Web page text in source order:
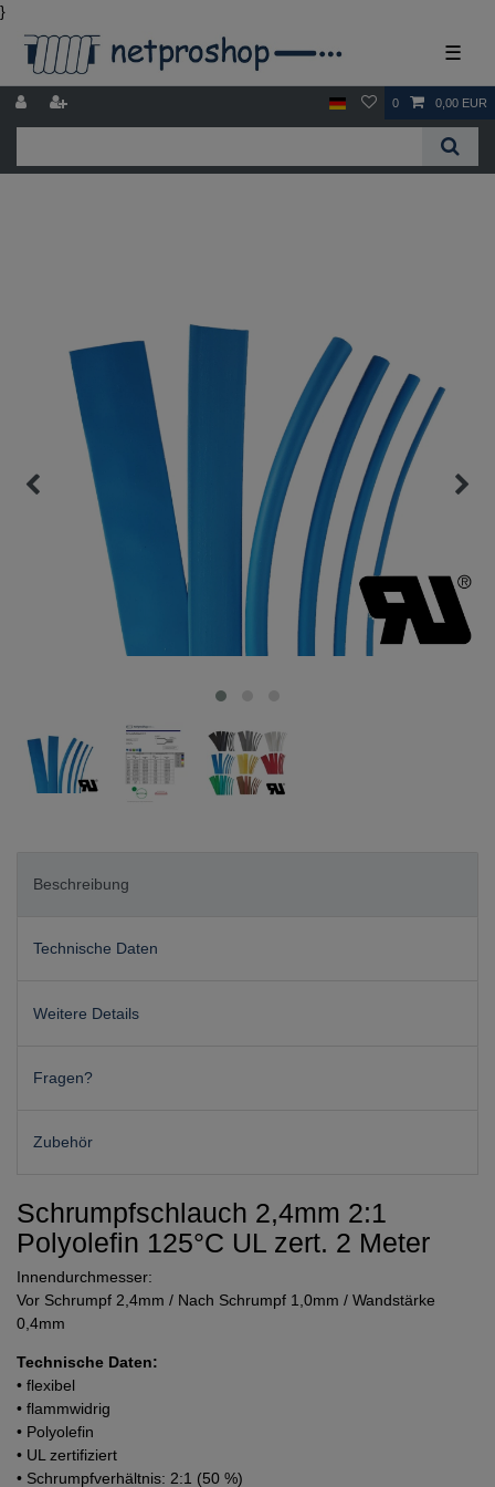
}
☰
0 0,00 EUR
Beschreibung
Technische Daten
Weitere Details
Fragen?
Zubehör
Schrumpfschlauch 2,4mm 2:1
Polyolefin 125°C UL zert. 2 Meter
Innendurchmesser:
Vor Schrumpf 2,4mm / Nach Schrumpf 1,0mm / Wandstärke
0,4mm
Technische Daten:
• flexibel
• flammwidrig
• Polyolefin
• UL zertifiziert
• Schrumpfverhältnis: 2:1 (50 %)